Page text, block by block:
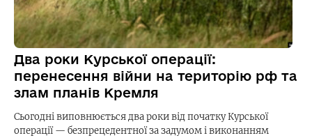
Два роки Курської операції:
перенесення війни на територію рф та
злам планів Кремля
Сьогодні виповнюється два роки від початку Курської
операції — безпрецедентної за задумом і виконанням